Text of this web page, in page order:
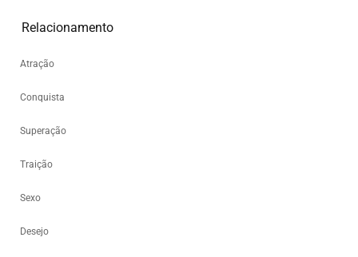
Relacionamento
Atração
Conquista
Superação
Traição
Sexo
Desejo